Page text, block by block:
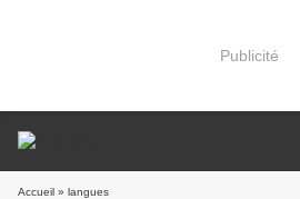
Publicité
Accueil » langues